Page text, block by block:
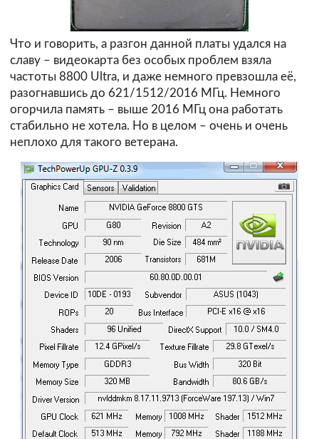
Что и говорить, а разгон данной платы удался на
славу – видеокарта без особых проблем взяла
частоты 8800 Ultra, и даже немного превзошла её,
разогнавшись до 621/1512/2016 МГц. Немного
огорчила память – выше 2016 МГц она работать
стабильно не хотела. Но в целом – очень и очень
неплохо для такого ветерана.